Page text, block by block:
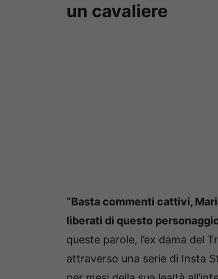
un cavaliere
“Basta commenti cattivi,
liberati di questo
queste parole, l’ex dama del
attraverso una serie di Insta